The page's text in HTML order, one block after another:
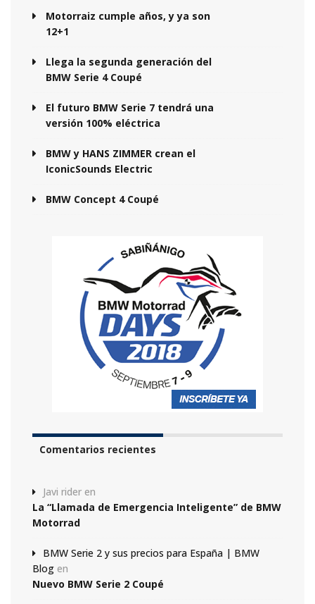
Motorraiz cumple años, y ya son
12+1
Llega la segunda generación del
BMW Serie 4 Coupé
El futuro BMW Serie 7 tendrá una
versión 100% eléctrica
BMW y HANS ZIMMER crean el
IconicSounds Electric
BMW Concept 4 Coupé
Comentarios recientes
Javi rider en
La “Llamada de Emergencia Inteligente” de BMW
Motorrad
BMW Serie 2 y sus precios para España | BMW
Blog en
Nuevo BMW Serie 2 Coupé